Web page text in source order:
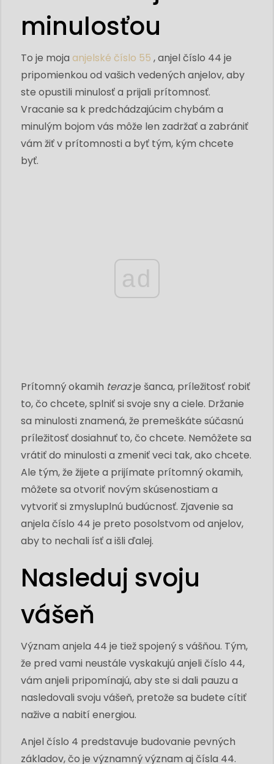
minulosťou
To je moja anjelské číslo 55 , anjel číslo 44 je
pripomienkou od vašich vedených anjelov, aby
ste opustili minulosť a prijali prítomnosť.
Vracanie sa k predchádzajúcim chybám a
minulým bojom vás môže len zadržať a zabrániť
vám žiť v prítomnosti a byť tým, kým chcete
byť.
ad
Prítomný okamih terazje šanca, príležitosť robiť
to, čo chcete, splniť si svoje sny a ciele. Držanie
sa minulosti znamená, že premeškáte súčasnú
príležitosť dosiahnuť to, čo chcete. Nemôžete sa
vrátiť do minulosti a zmeniť veci tak, ako chcete.
Ale tým, že žijete a prijímate prítomný okamih,
môžete sa otvoriť novým skúsenostiam a
vytvoriť si zmysluplnú budúcnosť. Zjavenie sa
anjela číslo 44 je preto posolstvom od anjelov,
aby to nechali ísť a išli ďalej.
Nasleduj svoju
vášeň
Význam anjela 44 je tiež spojený s vášňou. Tým,
že pred vami neustále vyskakujú anjeli číslo 44,
vám anjeli pripomínajú, aby ste si dali pauzu a
nasledovali svoju vášeň, pretože sa budete cítiť
nažive a nabití energiou.
Anjel číslo 4 predstavuje budovanie pevných
základov, čo je významný význam aj čísla 44.